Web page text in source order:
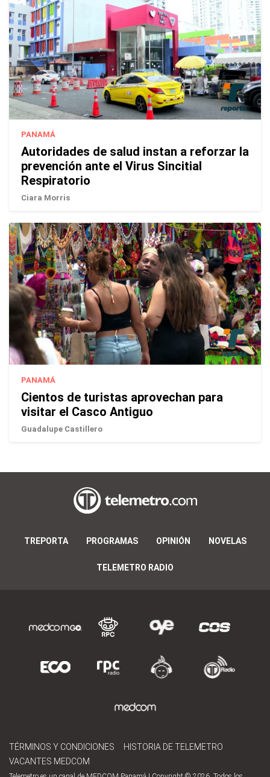
PANAMÁ
Autoridades de salud instan a reforzar la
prevención ante el Virus Sincitial
Respiratorio
Ciara Morris
PANAMÁ
Cientos de turistas aprovechan para
visitar el Casco Antiguo
Guadalupe Castillero
TREPORTA PROGRAMAS OPINIÓN NOVELAS
TELEMETRO RADIO
TÉRMINOS Y CONDICIONES
HISTORIA DE TELEMETRO
VACANTES MEDCOM